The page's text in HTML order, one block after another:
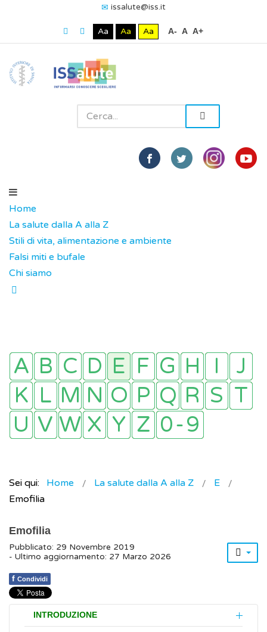
issalute@iss.it
Aa Aa Aa A- A A+
Home
La salute dalla A alla Z
Stili di vita, alimentazione e ambiente
Falsi miti e bufale
Chi siamo
Sei qui: Home La salute dalla A alla Z
E
Emofilia
Emofilia
Pubblicato: 29 Novembre 2019
- Ultimo aggiornamento: 27 Marzo 2026
f Condividi
INTRODUZIONE